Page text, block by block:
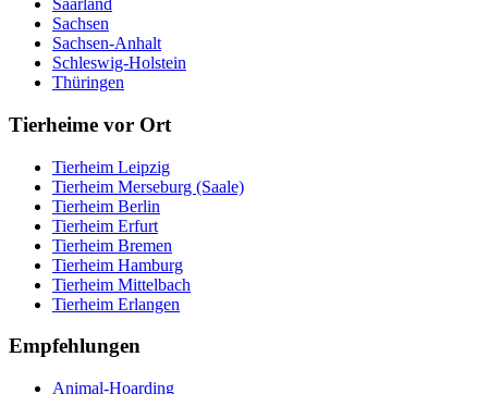
Saarland
Sachsen
Sachsen-Anhalt
Schleswig-Holstein
Thüringen
Tierheime vor Ort
Tierheim Leipzig
Tierheim Merseburg (Saale)
Tierheim Berlin
Tierheim Erfurt
Tierheim Bremen
Tierheim Hamburg
Tierheim Mittelbach
Tierheim Erlangen
Empfehlungen
Animal-Hoarding